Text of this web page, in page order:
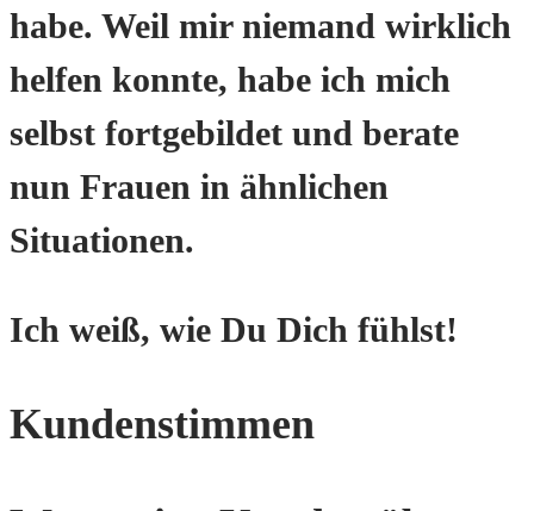
habe. Weil mir niemand wirklich
helfen konnte, habe ich mich
selbst fortgebildet und berate
nun Frauen in ähnlichen
Situationen.
Ich weiß, wie Du Dich fühlst!
Kundenstimmen